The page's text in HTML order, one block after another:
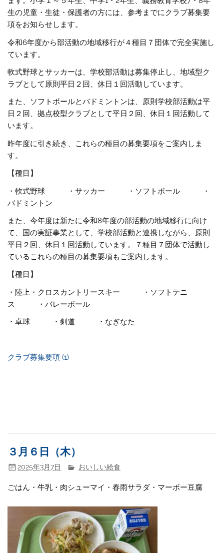
生の児童・生徒・保護者の方には、参考までにクラブ募集要
項をお知らせします。
令和6年度から部活動の地域移行が４種目７団体で完全実施し
ています。
軟式野球とサッカーは、学校部活動は募集停止し、地域型ク
ラブとして原則平日２回、休日１回活動しています。
また、ソフトボールとバドミントンは、原則学校部活動は平
日２回、拠点校型クラブとして平日２回、休日１回活動して
います。
昨年度に引き続き、これらの種目の募集要項をご案内しま
す。
【種目】
・軟式野球 ・サッカー ・ソフトボール ・
バドミントン
また、今年度は新たに令和8年度の部活動の地域移行に向け
て、国の実証事業として、学校部活動と連携しながら、原則
平日２回、休日１回活動しています。７種目７団体で活動し
ているこれらの種目の募集要項もご案内します。
【種目】
・陸上・クロスカントリースキー ・ソフトテニ
ス ・バレーボール
・卓球 ・剣道 ・なぎなた
クラブ募集要項 (1)
３月６日（木）
2025年3月7日 おいしい給食
ごはん・牛乳・肉シューマイ・春雨サラダ・マーボー豆腐